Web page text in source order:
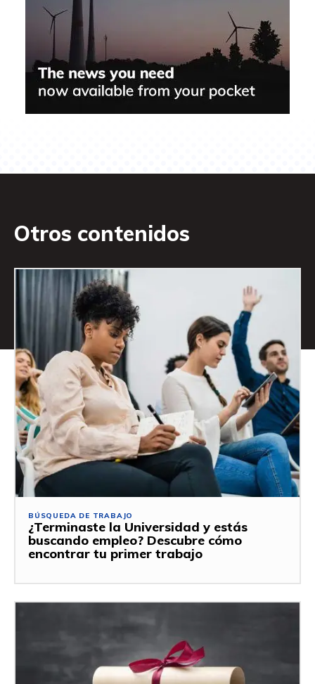
Otros contenidos
BÚSQUEDA DE TRABAJO
¿Terminaste la Universidad y estás
buscando empleo? Descubre cómo
encontrar tu primer trabajo